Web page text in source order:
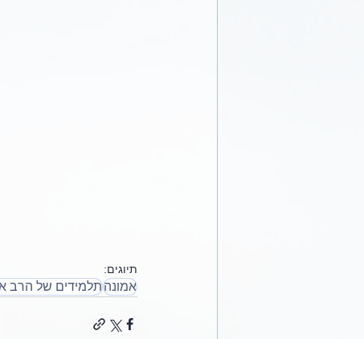
תיוגים:
אמונהתלמידים של הרב